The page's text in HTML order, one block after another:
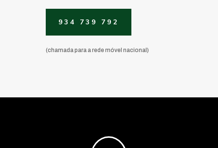
934 739 792
(chamada para a rede móvel nacional)